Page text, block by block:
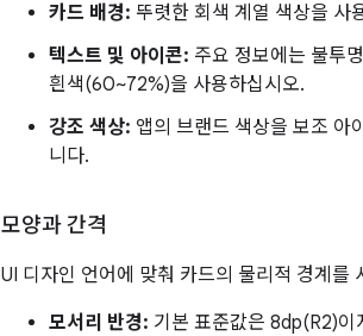
카드 배경: 뚜렷한 회색 계열 색상을
텍스트 및 아이콘: 주요 정보에는 불투
흰색(60~72%)을 사용하십시오.
강조 색상: 앱의 브랜드 색상을 보조 아
니다.
모양과 간격
UI 디자인 언어에 맞춰 카드의 물리적 경계를
모서리 반경: 기본 표준값은 8dp(R2)이